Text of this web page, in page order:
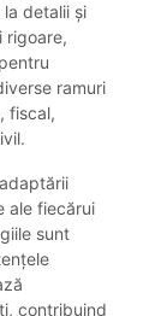
detalii și
rigoare,
ramuri
fiscal,
ale fiecărui
sunt
contribuind